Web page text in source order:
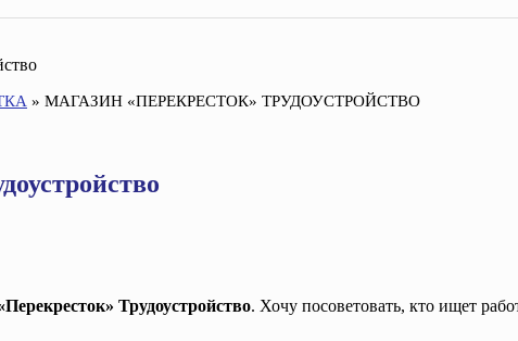
» МАГАЗИН «ПЕРЕКРЕСТОК» ТРУДОУСТРОЙСТВО
Трудоустройство. Хочу посоветовать, кто ищет